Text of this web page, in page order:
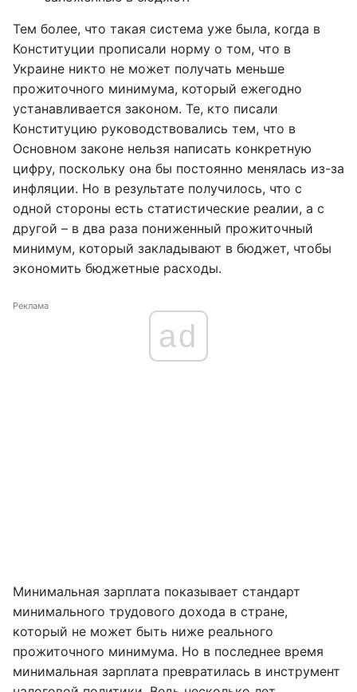
Тем более, что такая система уже была, когда в
Конституции прописали норму о том, что в
Украине никто не может получать меньше
прожиточного минимума, который ежегодно
устанавливается законом. Те, кто писали
Конституцию руководствовались тем, что в
Основном законе нельзя написать конкретную
цифру, поскольку она бы постоянно менялась из-за
инфляции. Но в результате получилось, что с
одной стороны есть статистические реалии, а с
другой – в два раза пониженный прожиточный
минимум, который закладывают в бюджет, чтобы
экономить бюджетные расходы.
Реклама
ad
Минимальная зарплата показывает стандарт
минимального трудового дохода в стране,
который не может быть ниже реального
прожиточного минимума. Но в последнее время
минимальная зарплата превратилась в инструмент